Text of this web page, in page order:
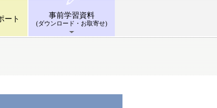
ート 事前学習資料
(ダウンロード ・お取寄せ)